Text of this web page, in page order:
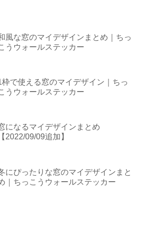
風な窓のマイデザインまとめ｜ちっ
うウォールステッカー
枠で使える窓のマイデザイン｜ちっ
うウォールステッカー
になるマイデザインまとめ
【2022/09/09追加】
にぴったりな窓のマイデザインまと
｜ちっこうウォールステッカー